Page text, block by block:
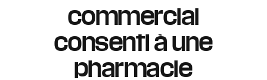
commercial
consenti à une
pharmacie